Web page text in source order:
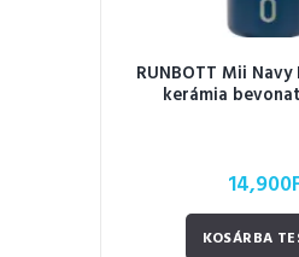
RUNBOTT Mii
kerámia
14,900
KOSÁRBA